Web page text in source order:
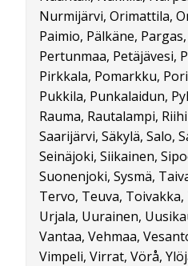
Nurmijärvi, Orimattila,
Paimio, Pälkäne,
Pertunmaa, Petäjävesi,
Pirkkala, Pomarkku,
Pukkila, Punkalaidun,
Rauma, Rautalampi,
Saarijärvi, Säkylä, Salo,
Seinäjoki, Siikainen,
Suonenjoki, Sysmä,
Tervo, Teuva,
Urjala, Uurainen,
Vantaa, Vehmaa,
Vimpeli, Virrat, Vörå,